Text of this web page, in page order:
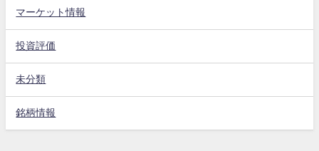
マーケット情報
投資評価
未分類
銘柄情報